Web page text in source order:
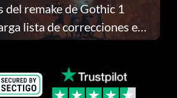
del remake de Gothic 1
lista de correcciones en